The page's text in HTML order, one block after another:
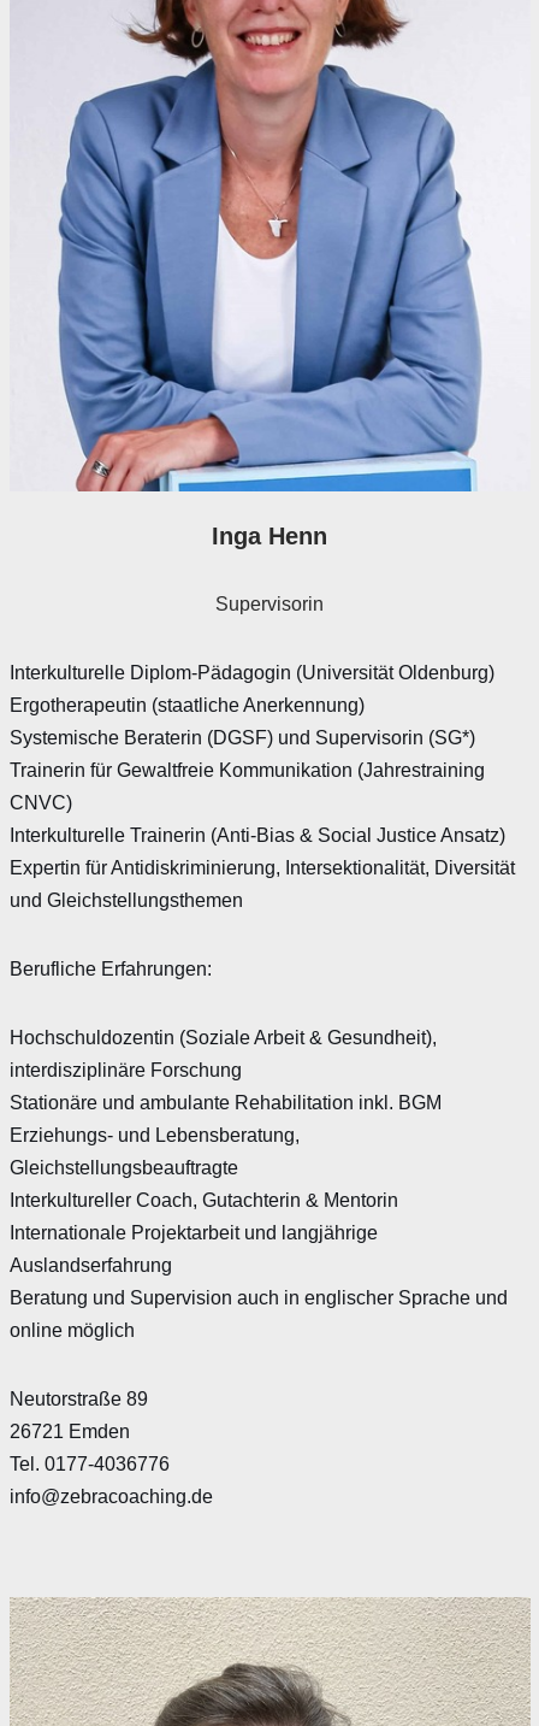
Inga Henn
Supervisorin
Interkulturelle Diplom-Pädagogin (Universität Oldenburg)
Ergotherapeutin (staatliche Anerkennung)
Systemische Beraterin (DGSF) und Supervisorin (SG*)
Trainerin für Gewaltfreie Kommunikation (Jahrestraining
CNVC)
Interkulturelle Trainerin (Anti-Bias & Social Justice Ansatz)
Expertin für Antidiskriminierung, Intersektionalität, Diversität
und Gleichstellungsthemen
Berufliche Erfahrungen:
Hochschuldozentin (Soziale Arbeit & Gesundheit),
interdisziplinäre Forschung
Stationäre und ambulante Rehabilitation inkl. BGM
Erziehungs- und Lebensberatung,
Gleichstellungsbeauftragte
Interkultureller Coach, Gutachterin & Mentorin
Internationale Projektarbeit und langjährige
Auslandserfahrung
Beratung und Supervision auch in englischer Sprache und
online möglich
Neutorstraße 89
26721 Emden
Tel. 0177-4036776
info@zebracoaching.de